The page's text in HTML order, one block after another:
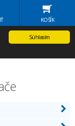
Volať Agem
KOŠÍK
Súhlasím